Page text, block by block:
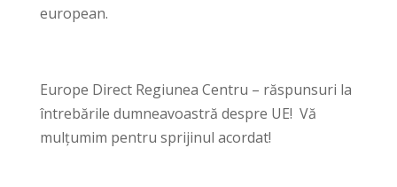
european.
Europe Direct Regiunea Centru – răspunsuri la
întrebările dumneavoastră despre UE! Vă
mulțumim pentru sprijinul acordat!